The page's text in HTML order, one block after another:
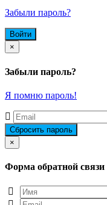
Забыли пароль?
×
Забыли пароль?
Я помню пароль!
×
Форма обратной связи